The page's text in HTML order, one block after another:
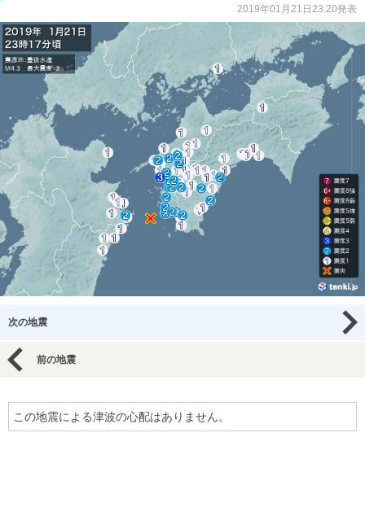
2019年01月21日23:20発表
次の地震
前の地震
この地震による津波の心配はありません。